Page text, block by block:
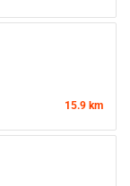
15.9 km